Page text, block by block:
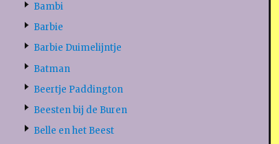
Bambi
Barbie
Barbie Duimelijntje
Batman
Beertje Paddington
Beesten bij de Buren
Belle en het Beest